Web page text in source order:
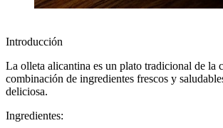
Introducción
La olleta alicantina es un plato tradicional de la
combinación de ingredientes frescos y
deliciosa.
Ingredientes: